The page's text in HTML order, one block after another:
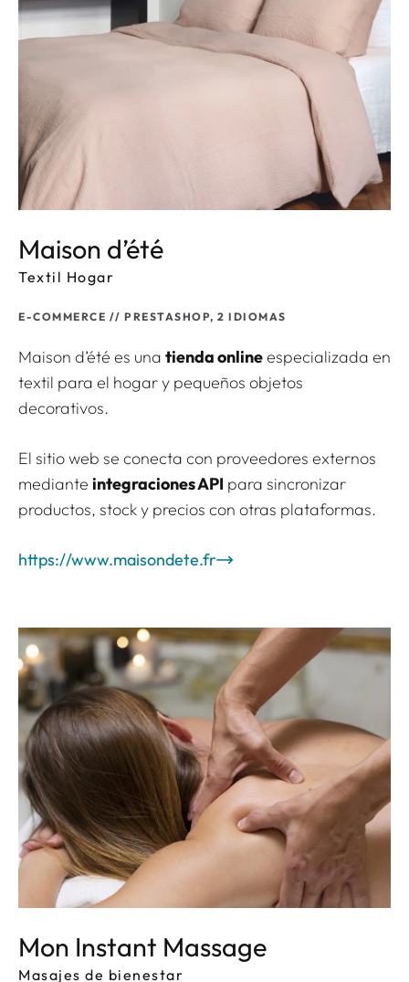
Maison d’été
Textil Hogar
E-COMMERCE // PRESTASHOP, 2 IDIOMAS
Maison d’été es una tienda onlineespecializada en
textil para el hogar y pequeños objetos
decorativos.
El sitio web se conecta con proveedores externos
mediante integraciones API para sincronizar
productos, stock y precios con otras plataformas.
https://www.maisondete.fr
Mon Instant Massage
Masajes de bienestar